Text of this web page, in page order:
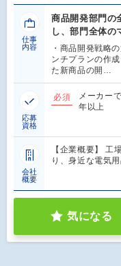
仕事
内容
商品開発部門の
し、部門全体の
・商品開発戦略
ンチプランの作
た新商品の開…
応募
資格
必須
メーカー
年以上
会社
概要
【企業概要】 工
り、身近な電気
気になる